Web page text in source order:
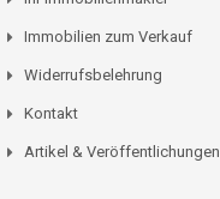
Immobilien zum Verkauf
Widerrufsbelehrung
Kontakt
Artikel & Veröffentlichungen